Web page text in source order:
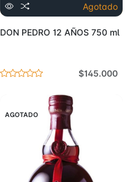
Agotado
DON PEDRO 12 AÑOS 750 ml
$145.000
AGOTADO